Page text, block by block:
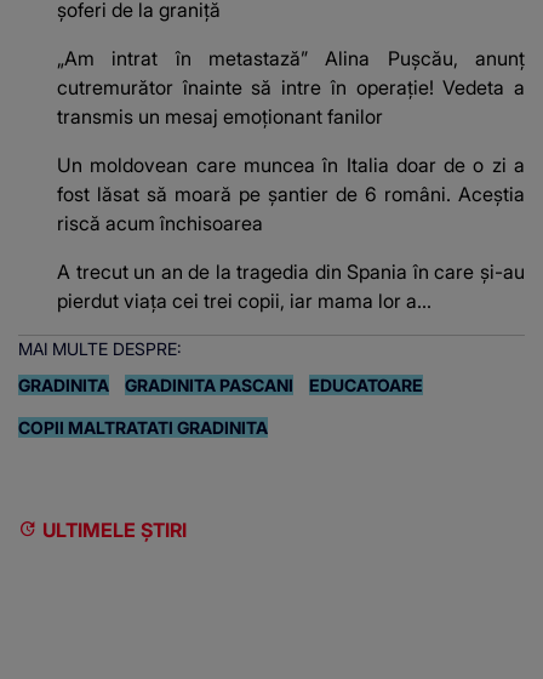
șoferi de la graniță
„Am intrat în metastază” Alina Pușcău, anunț
cutremurător înainte să intre în operație! Vedeta a
transmis un mesaj emoționant fanilor
Un moldovean care muncea în Italia doar de o zi a
fost lăsat să moară pe şantier de 6 români. Aceștia
riscă acum închisoarea
A trecut un an de la tragedia din Spania în care și-au
pierdut viața cei trei copii, iar mama lor a…
MAI MULTE DESPRE:
GRADINITA
GRADINITA PASCANI EDUCATOARE
COPII MALTRATATI GRADINITA
ULTIMELE ȘTIRI